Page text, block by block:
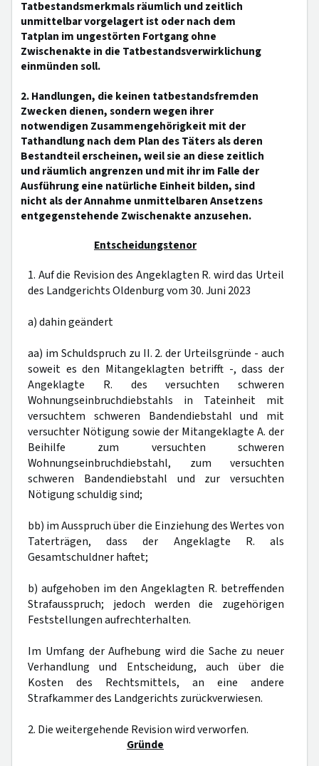
Tatbestandsmerkmals räumlich und zeitlich
unmittelbar vorgelagert ist oder nach dem
Tatplan im ungestörten Fortgang ohne
Zwischenakte in die Tatbestandsverwirklichung
einmünden soll.
2. Handlungen, die keinen tatbestandsfremden
Zwecken dienen, sondern wegen ihrer
notwendigen Zusammengehörigkeit mit der
Tathandlung nach dem Plan des Täters als deren
Bestandteil erscheinen, weil sie an diese zeitlich
und räumlich angrenzen und mit ihr im Falle der
Ausführung eine natürliche Einheit bilden, sind
nicht als der Annahme unmittelbaren Ansetzens
entgegenstehende Zwischenakte anzusehen.
Entscheidungstenor
1. Auf die Revision des Angeklagten R. wird das Urteil
des Landgerichts Oldenburg vom 30. Juni 2023
a) dahin geändert
aa) im Schuldspruch zu II. 2. der Urteilsgründe - auch
soweit es den Mitangeklagten betrifft -, dass der
Angeklagte R. des versuchten schweren
Wohnungseinbruchdiebstahls in Tateinheit mit
versuchtem schweren Bandendiebstahl und mit
versuchter Nötigung sowie der Mitangeklagte A. der
Beihilfe zum versuchten schweren
Wohnungseinbruchdiebstahl, zum versuchten
schweren Bandendiebstahl und zur versuchten
Nötigung schuldig sind;
bb) im Ausspruch über die Einziehung des Wertes von
Taterträgen, dass der Angeklagte R. als
Gesamtschuldner haftet;
b) aufgehoben im den Angeklagten R. betreffenden
Strafausspruch; jedoch werden die zugehörigen
Feststellungen aufrechterhalten.
Im Umfang der Aufhebung wird die Sache zu neuer
Verhandlung und Entscheidung, auch über die
Kosten des Rechtsmittels, an eine andere
Strafkammer des Landgerichts zurückverwiesen.
2. Die weitergehende Revision wird verworfen.
Gründe